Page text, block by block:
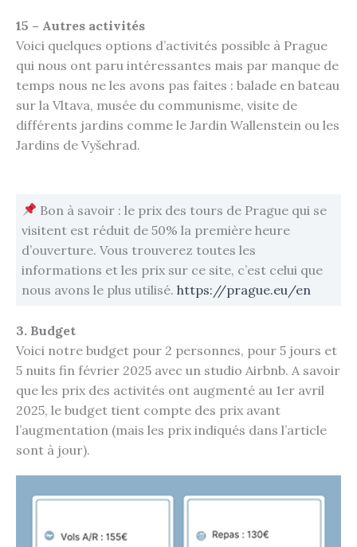
15 – Autres activités
Voici quelques options d’activités possible à Prague
qui nous ont paru intéressantes mais par manque de
temps nous ne les avons pas faites : balade en bateau
sur la Vltava, musée du communisme, visite de
différents jardins comme le Jardin Wallenstein ou les
Jardins de Vyšehrad.
Bon à savoir : le prix des tours de Prague qui se
visitent est réduit de 50% la première heure
d’ouverture. Vous trouverez toutes les
informations et les prix sur ce site, c’est celui que
nous avons le plus utilisé.https://prague.eu/en
3. Budget
Voici notre budget pour 2 personnes, pour 5 jours et
5 nuits fin février 2025 avec un studio Airbnb. A savoir
que les prix des activités ont augmenté au 1er avril
2025, le budget tient compte des prix avant
l’augmentation (mais les prix indiqués dans l’article
sont à jour).